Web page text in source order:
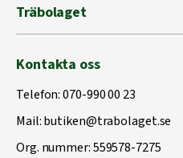
Träbolaget
Kontakta oss
Telefon:070-990 00 23
Mail:butiken@trabolaget.se
Org. nummer: 559578-7275